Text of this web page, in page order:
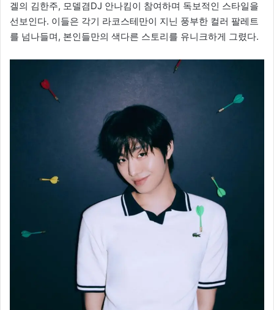
겔의 김한주, 모델겸DJ 안나킴이 참여하며 독보적인 스타일을
선보인다. 이들은 각기 라코스테만이 지닌 풍부한 컬러 팔레트
를 넘나들며, 본인들만의 색다른 스토리를 유니크하게 그렸다.